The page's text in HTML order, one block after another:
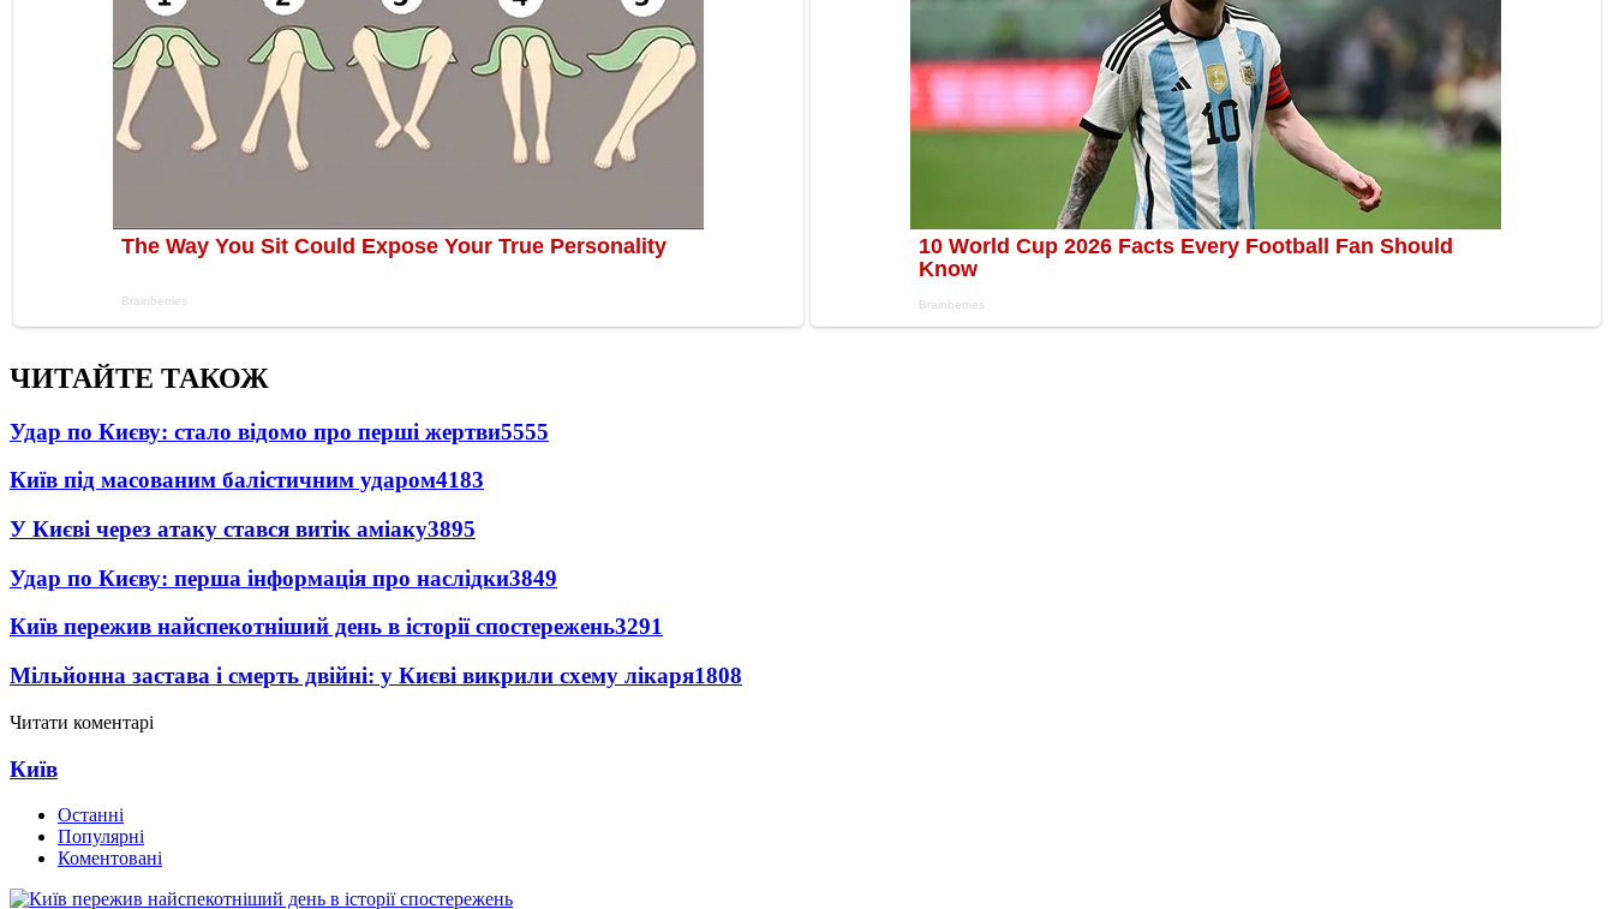
ЧИТАЙТЕ ТАКОЖ
Удар по Києву: стало відомо про перші жертви5555
Київ під масованим балістичним ударом4183
У Києві через атаку стався витік аміаку3895
Удар по Києву: перша інформація про наслідки3849
Київ пережив найспекотніший день в історії спостережень3291
Мільйонна застава і смерть двійні: у Києві викрили схему лікаря1808
Читати коментарі
Київ
Останні
Популярні
Коментовані